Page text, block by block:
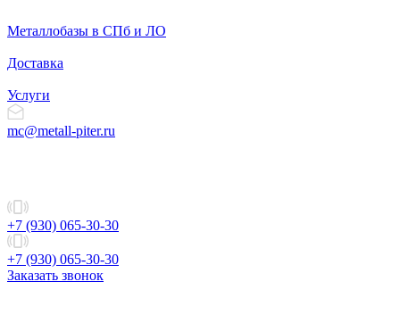
Металлобазы в СПб и ЛО
Доставка
Услуги
mc@metall-piter.ru
+7 (930) 065-30-30
+7 (930) 065-30-30
Заказать звонок